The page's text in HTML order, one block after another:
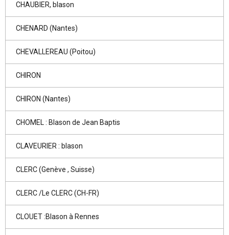
CHAUBIER, blason
CHENARD (Nantes)
CHEVALLEREAU (Poitou)
CHIRON
CHIRON (Nantes)
CHOMEL : Blason de Jean Baptis
CLAVEURIER : blason
CLERC (Genève , Suisse)
CLERC /Le CLERC (CH-FR)
CLOUET :Blason à Rennes